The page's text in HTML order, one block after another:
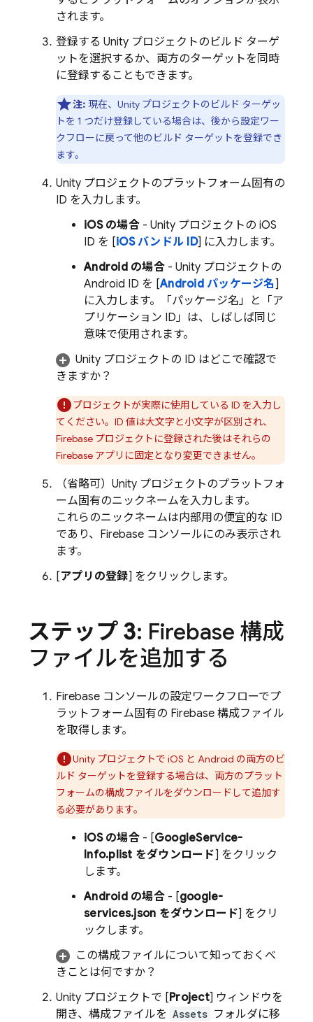
されます。
登録する Unity プロジェクトのビルド ターゲ
ットを選択するか、両方のターゲットを同時
に登録することもできます。
注: 現在、Unity プロジェクトのビルド ターゲッ
トを 1 つだけ登録している場合は、後から設定ワー
クフローに戻って他のビルド ターゲットを登録でき
ます。
Unity プロジェクトのプラットフォーム固有の
ID を入力します。
iOS の場合- Unity プロジェクトの iOS
ID を [iOS バンドル ID] に入力します。
Android の場合- Unity プロジェクトの
Android ID を [Android パッケージ名]
に入力します。「パッケージ名」と「ア
プリケーション ID」は、しばしば同じ
意味で使用されます。
Unity プロジェクトの ID はどこで確認で
きますか？
プロジェクトが実際に使用している ID を入力し
てください。ID 値は大文字と小文字が区別され、
Firebase プロジェクトに登録された後はそれらの
Firebase アプリに固定となり変更できません。
（省略可） Unity プロジェクトのプラットフォ
ーム固有のニックネームを入力します。
これらのニックネームは内部用の便宜的な ID
であり、 Firebase コンソールにのみ表示され
ます。
[アプリの登録] をクリックします。
ステップ 3: Firebase 構成
ファイルを追加する
Firebase コンソールの設定ワークフローでプ
ラットフォーム固有の Firebase 構成ファイル
を取得します。
Unity プロジェクトで iOS と Android の両方のビ
ルド ターゲットを登録する場合は、両方のプラット
フォームの構成ファイルをダウンロードして追加す
る必要があります。
iOS の場合- [GoogleService-
Info.plist をダウンロード] をクリック
します。
Android の場合- [google-
services.json をダウンロード] をクリ
ックします。
この構成ファイルについて知っておくべ
きことは何ですか？
Unity プロジェクトで [Project] ウィンドウを
開き、構成ファイルを Assets フォルダに移